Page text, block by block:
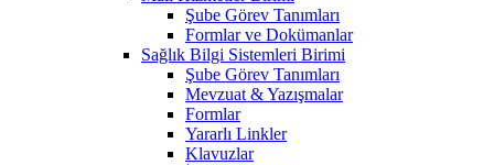
Şube Görev Tanımları
Formlar ve Dokümanlar
Sağlık Bilgi Sistemleri Birimi
Şube Görev Tanımları
Mevzuat & Yazışmalar
Formlar
Yararlı Linkler
Klavuzlar